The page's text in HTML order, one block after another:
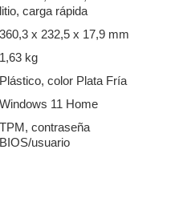
litio, carga rápida
360,3 x 232,5 x 17,9 mm
1,63 kg
Plástico, color Plata Fría
Windows 11 Home
TPM, contraseña
BIOS/usuario